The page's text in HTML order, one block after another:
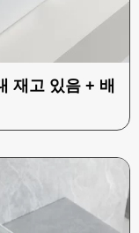
재고 있음 + 배